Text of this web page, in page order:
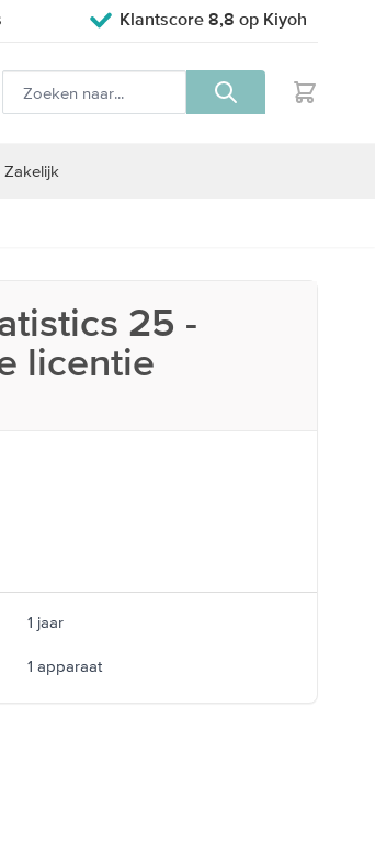
Klantscore 8,8 op Kiyoh
Zakelijk
25 -
licentie
1 jaar
1 apparaat